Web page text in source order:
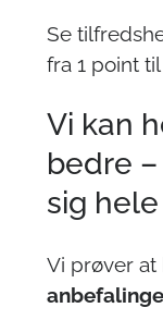
Se
fra 1 point
Vi kan
bedre
sig
Vi prøver